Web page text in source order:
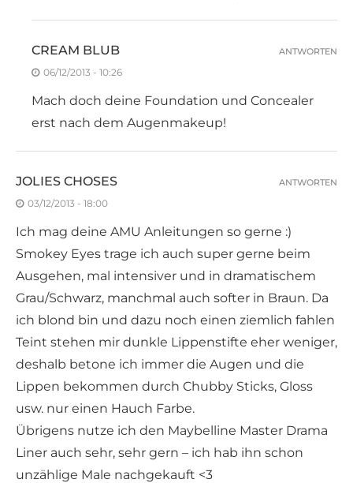
CREAM BLUB
06/12/2013 - 10:26
Mach doch deine Foundation und Concealer
erst nach dem Augenmakeup!
ANTWORTEN
JOLIES CHOSES
03/12/2013 - 18:00
Ich mag deine AMU Anleitungen so gerne :)
Smokey Eyes trage ich auch super gerne beim
Ausgehen, mal intensiver und in dramatischem
Grau/Schwarz, manchmal auch softer in Braun. Da
ich blond bin und dazu noch einen ziemlich fahlen
Teint stehen mir dunkle Lippenstifte eher weniger,
deshalb betone ich immer die Augen und die
Lippen bekommen durch Chubby Sticks, Gloss
usw. nur einen Hauch Farbe.
Übrigens nutze ich den Maybelline Master Drama
Liner auch sehr, sehr gern – ich hab ihn schon
unzählige Male nachgekauft <3
ANTWORTEN